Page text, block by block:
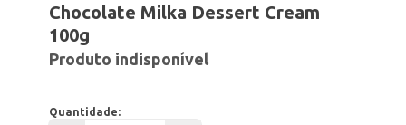
Chocolate Milka Dessert Cream
100g
Produto indisponível
Quantidade: